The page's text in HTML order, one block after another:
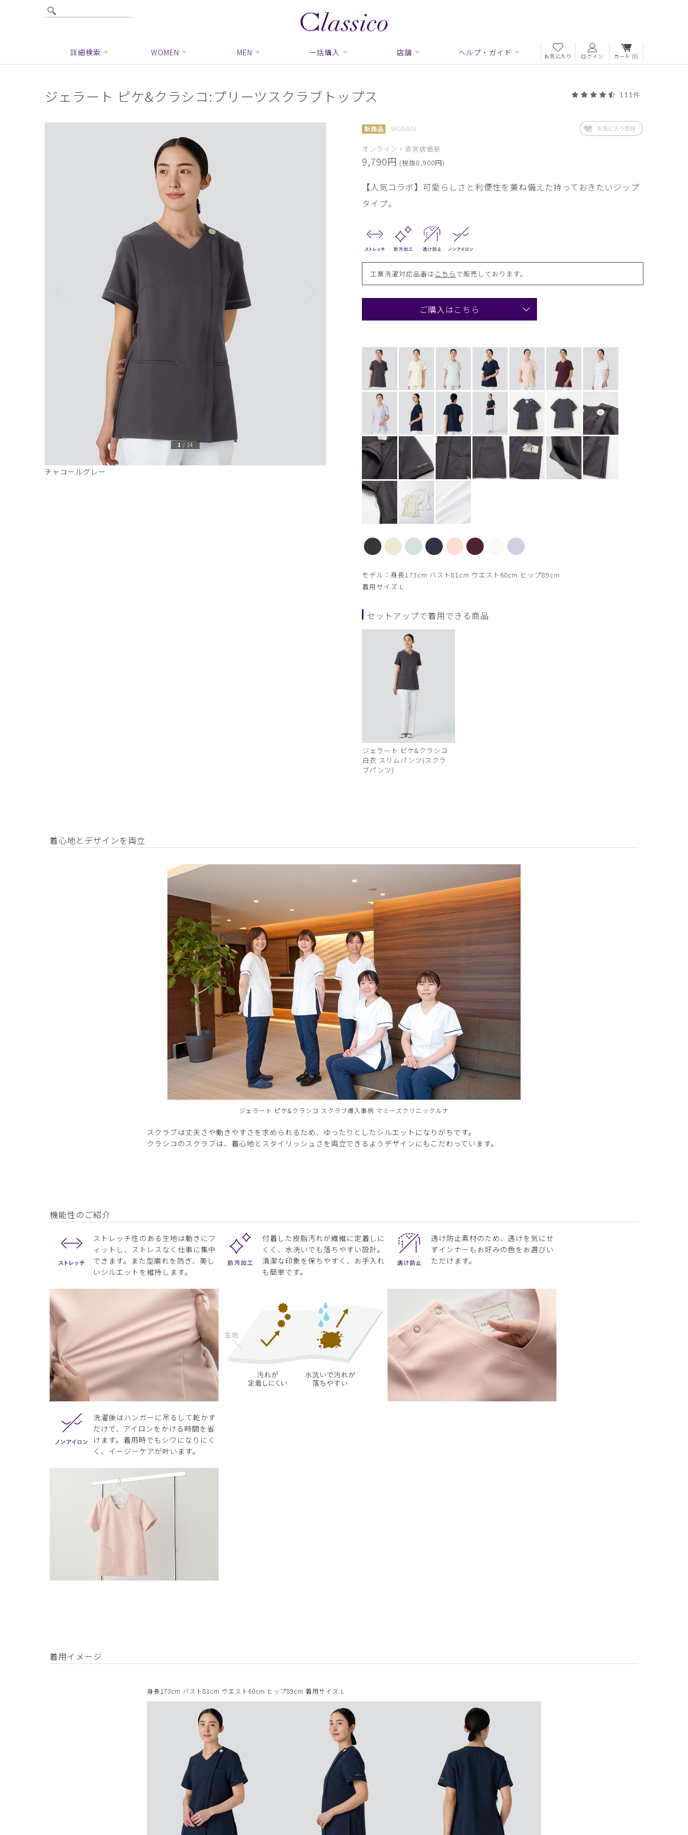
詳細検索 WOMEN MEN 一括購入 店舗 ヘルプ・ガイド お気に入り ログイン カート (0)
ジェラート ピケ&クラシコ:プリーツスクラブトップス 111件
チャコールグレー 【新色】バターイエロー
1 / 24
WOMEN
オンライン・直営店価格
9,790円 (税抜8,900円)
【人気コラボ】可愛らしさと利便性を兼ね備えた持っておきたいジップ
タイプ。
工業洗濯対応品番は こちら で販売しております。
ご購入はこちら
モデル：身長173cm バスト81cm ウエスト60cm ヒップ89cm
着用サイズ:L
セットアップで着用できる商品
ジェラート ピケ&クラシコ
白衣:スリムパンツ(スクラ
ブパンツ)
着心地とデザインを両立
ジェラート ピケ&クラシコ スクラブ導入事例:マミーズクリニックルナ
スクラブは丈夫さや動きやすさを求められるため、ゆったりとしたシルエットになりがちです。
クラシコのスクラブは、着心地とスタイリッシュさを両立できるようデザインにもこだわっています。
機能性のご紹介
ストレッチ性のある生地は動きにフ
ィットし、ストレスなく仕事に集中
できます。また型崩れを防ぎ、美し
いシルエットを維持します。
付着した皮脂汚れが繊維に定着しに
くく、水洗いでも落ちやすい設計。
清潔な印象を保ちやすく、お手入れ
も簡単です。
透け防止素材のため、透けを気にせ
ずインナーもお好みの色をお選びい
ただけます。
洗濯後はハンガーに吊るして乾かす
だけで、アイロンをかける時間を省
けます。着用時でもシワになりにく
く、イージーケアが叶います。
着用イメージ
身長173cm バスト81cm ウエスト60cm ヒップ89cm 着用サイズ:L